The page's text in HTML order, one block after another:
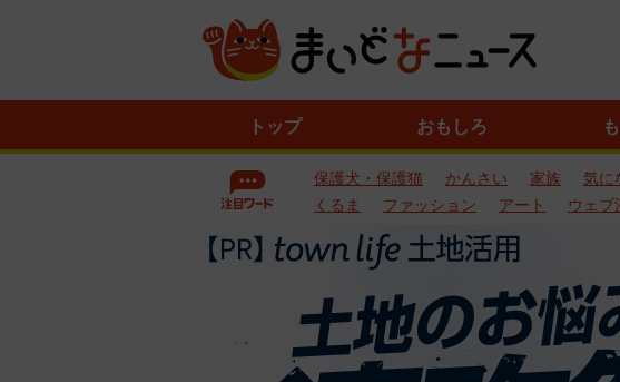
トップ おもしろ
保護犬・保護猫 かんさい 家族 気に
くるま
ファッション アート ウェブ